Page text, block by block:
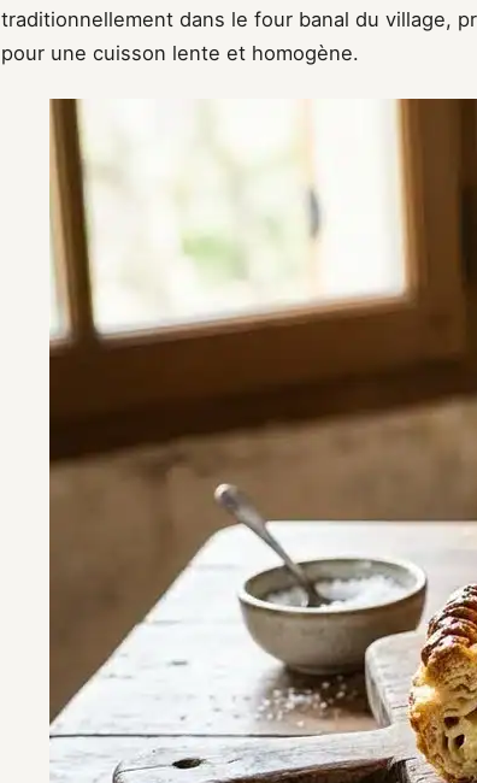
traditionnellement dans le four banal du village,
pour une cuisson lente et homogène.